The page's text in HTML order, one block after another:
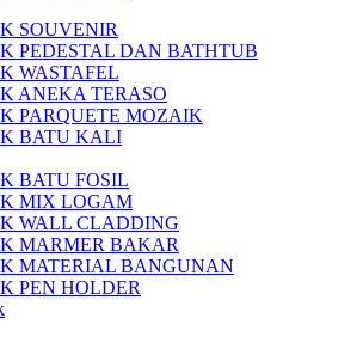
SOUVENIR
PEDESTAL DAN BATHTUB
WASTAFEL
ANEKA TERASO
PARQUETE MOZAIK
BATU KALI
BATU FOSIL
MIX LOGAM
WALL CLADDING
MARMER BAKAR
MATERIAL BANGUNAN
PEN HOLDER